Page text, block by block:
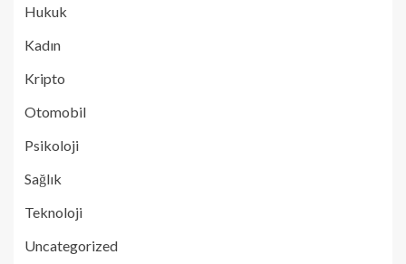
Hukuk
Kadın
Kripto
Otomobil
Psikoloji
Sağlık
Teknoloji
Uncategorized